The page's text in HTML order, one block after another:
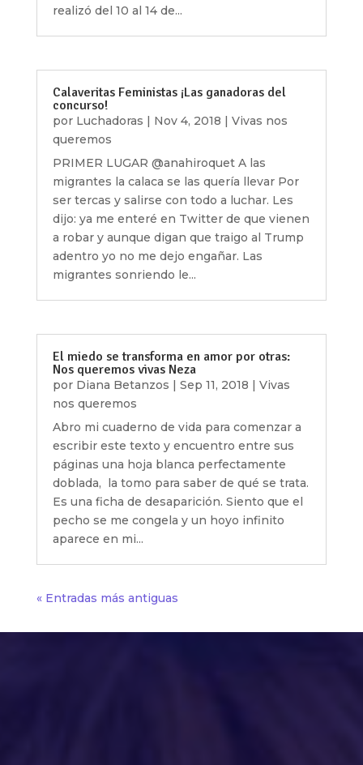
realizó del 10 al 14 de...
Calaveritas Feministas ¡Las ganadoras del
concurso!
por Luchadoras | Nov 4, 2018 | Vivas nos
queremos
PRIMER LUGAR @anahiroquet A las
migrantes la calaca se las quería llevar Por
ser tercas y salirse con todo a luchar. Les
dijo: ya me enteré en Twitter de que vienen
a robar y aunque digan que traigo al Trump
adentro yo no me dejo engañar. Las
migrantes sonriendo le...
El miedo se transforma en amor por otras:
Nos queremos vivas Neza
por Diana Betanzos | Sep 11, 2018 | Vivas
nos queremos
Abro mi cuaderno de vida para comenzar a
escribir este texto y encuentro entre sus
páginas una hoja blanca perfectamente
doblada, la tomo para saber de qué se trata.
Es una ficha de desaparición. Siento que el
pecho se me congela y un hoyo infinito
aparece en mi...
« Entradas más antiguas